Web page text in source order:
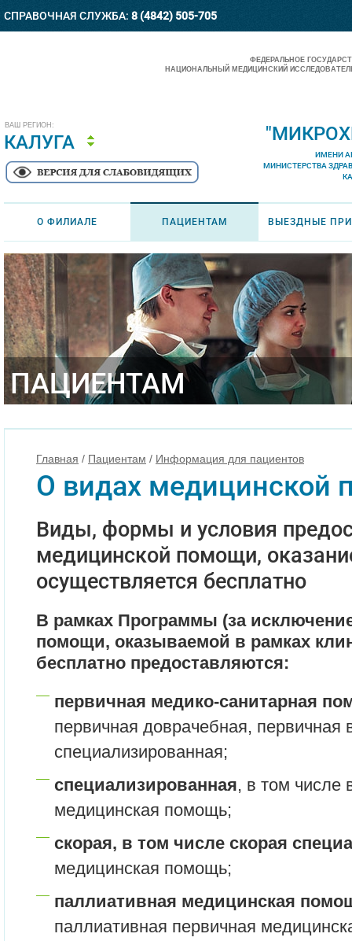
СПРАВОЧНАЯ СЛУЖБА: 8 (4842) 505-705
ВАШ РЕГИОН:
КАЛУГА
ФЕДЕРАЛЬНОЕ
НАЦИОНАЛЬНЫЙ МЕДИЦИНСКИЙ
ИМЕНИ
МИНИСТЕРСТВА
О ФИЛИАЛЕ ПАЦИЕНТАМ ВЫЕЗДНЫЕ
ПАЦИЕНТАМ
Главная / Пациентам / Информация для пациентов
О видах медицинской
Виды, формы и условия
медицинской помощи,
осуществляется бесплатно
В рамках Программы (за
помощи, оказываемой в рамках
бесплатно предоставляются:
первичная медико-санитарная
первичная доврачебная, первичная
специализированная;
специализированная, в том числе
медицинская помощь;
скорая, в том числе скорая
медицинская помощь;
паллиативная медицинская
паллиативная первичная